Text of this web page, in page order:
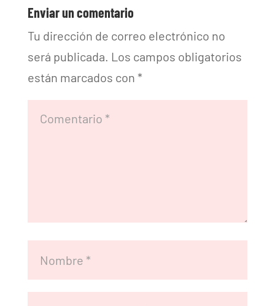
Enviar un comentario
Tu dirección de correo electrónico no
será publicada. Los campos obligatorios
están marcados con *